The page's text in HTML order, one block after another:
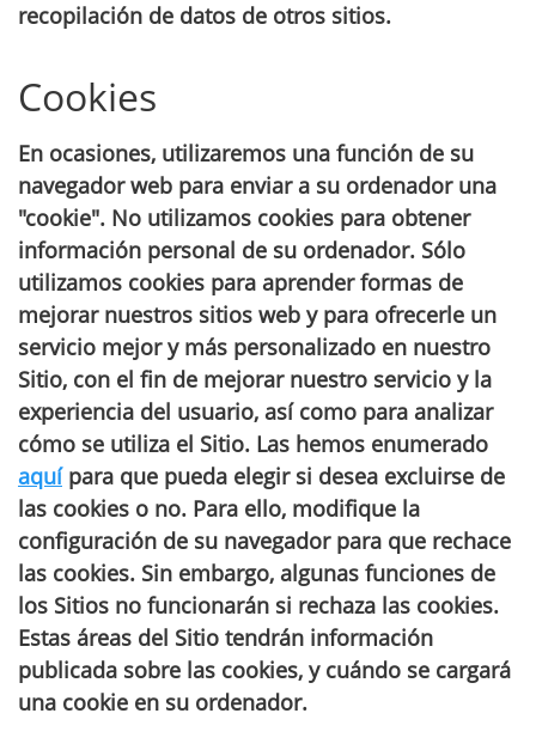
recopilación de datos de otros sitios.
Cookies
En ocasiones, utilizaremos una función de su
navegador web para enviar a su ordenador una
"cookie". No utilizamos cookies para obtener
información personal de su ordenador. Sólo
utilizamos cookies para aprender formas de
mejorar nuestros sitios web y para ofrecerle un
servicio mejor y más personalizado en nuestro
Sitio, con el fin de mejorar nuestro servicio y la
experiencia del usuario, así como para analizar
cómo se utiliza el Sitio. Las hemos enumerado
aquípara que pueda elegir si desea excluirse de
las cookies o no. Para ello, modifique la
configuración de su navegador para que rechace
las cookies. Sin embargo, algunas funciones de
los Sitios no funcionarán si rechaza las cookies.
Estas áreas del Sitio tendrán información
publicada sobre las cookies, y cuándo se cargará
una cookie en su ordenador.